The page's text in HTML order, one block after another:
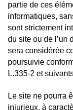
partie de ces
informatiques,
sont strictement
du site ou de l’un
sera considérée
poursuivie
L.335-2 et
Le site ne pourra
injurieux, à